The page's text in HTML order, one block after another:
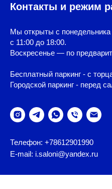
Контакты и режим
Мы открыты с понедельника
с 11:00 до 18:00.
Воскресенье — по
Бесплатный паркинг - с
Городской паркинг - перед
Телефон: +78612901990
E-mail: i.saloni@yandex.ru